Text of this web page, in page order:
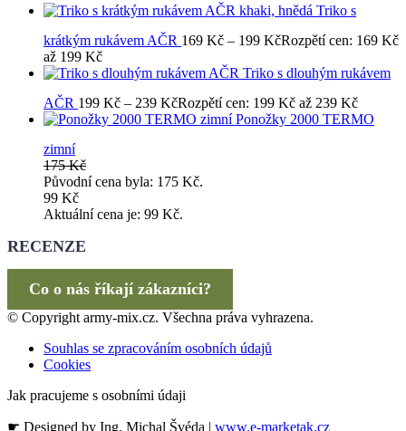
Triko s
krátkým rukávem AČR 169 Kč – 199 KčRozpětí cen: 169 Kč
až 199 Kč
Triko s dlouhým rukávem
AČR 199 Kč – 239 KčRozpětí cen: 199 Kč až 239 Kč
Ponožky 2000 TERMO
zimní
175Kč
Původní cena byla: 175 Kč.
99 Kč
Aktuální cena je: 99 Kč.
RECENZE
Co o nás říkají zákazníci?
© Copyright army-mix.cz. Všechna práva vyhrazena.
Souhlas se zpracováním osobních údajů
Cookies
Jak pracujeme s osobními údaji
☛ Designed by Ing. Michal Švéda | www.e-marketak.cz